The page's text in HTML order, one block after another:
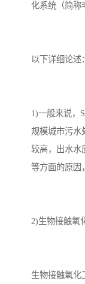
化系统（简称
以下详细论述：
1)一般来说，
规模城市污水
较高，出水水
等方面的原因
2)生物接触氧
生物接触氧化